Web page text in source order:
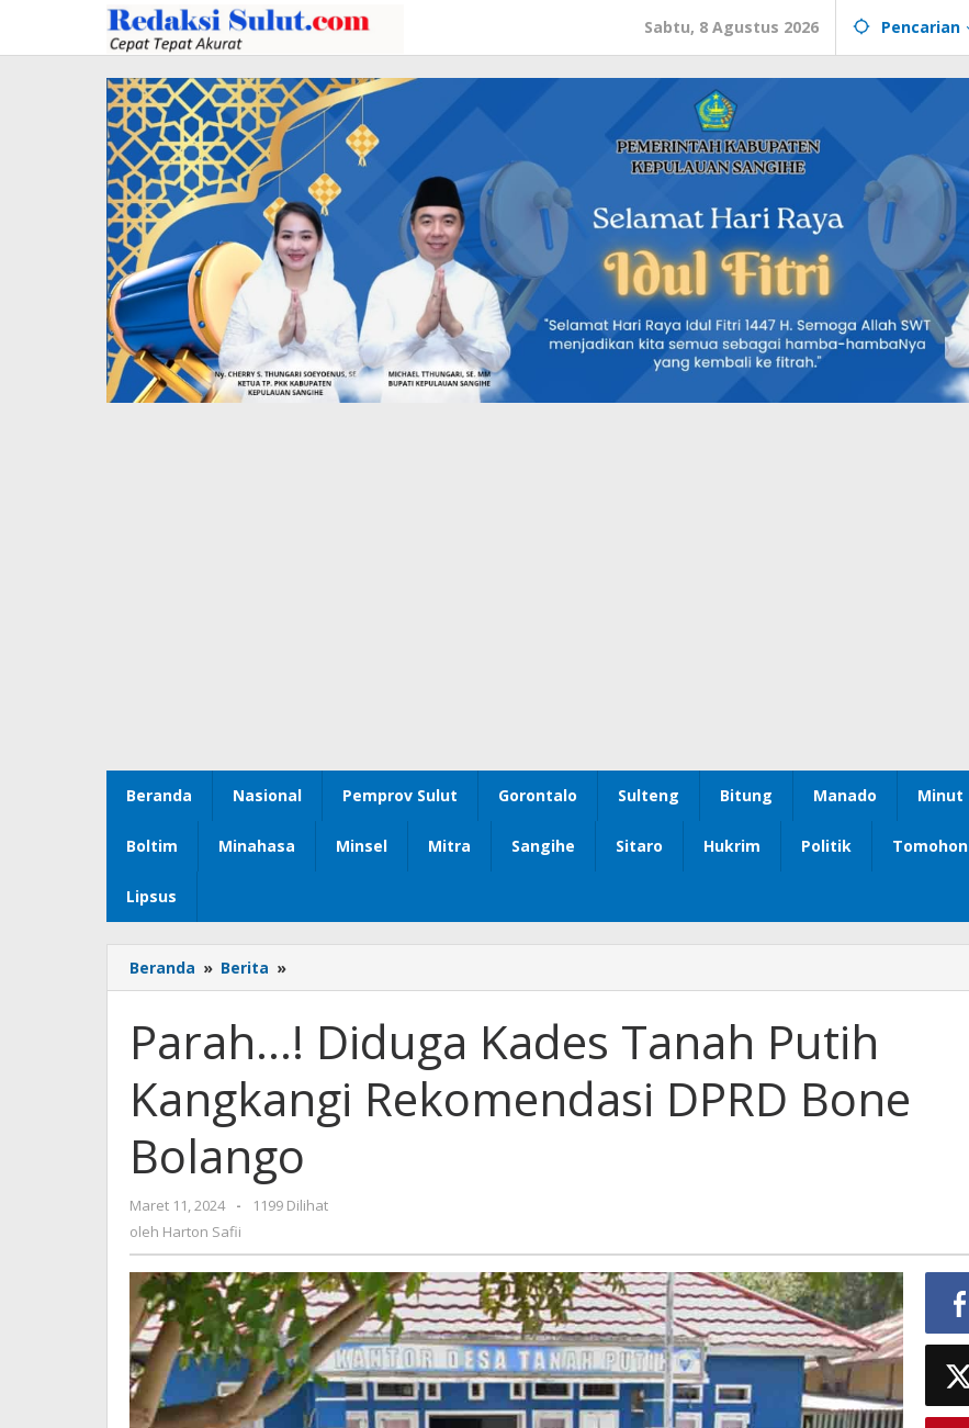
konten
Sabtu, 8 Agustus 2026 Pencarian
Beranda Nasional Pemprov Sulut Gorontalo Sulteng Bitung Manado Minut
Boltim Minahasa Minsel Mitra Sangihe Sitaro Hukrim Politik Tomohon
Lipsus
Beranda » Berita »
Diduga
Tanah
Putih
Kangkangi
Rekomendasi
DPRD
Bone
Bolango
Parah…! Diduga Kades Tanah Putih
Kangkangi Rekomendasi DPRD Bone
Bolango
Maret 11, 2024
oleh
Harton
-
1199 Dilihat
oleh Harton Safii